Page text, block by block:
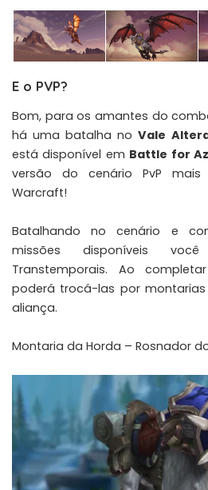
E o PVP?
Bom, para os amantes do
há uma batalha noVale
está disponível em Battle for
versão do cenário PvP
Warcraft!
Batalhando no cenário e
missões disponíveis
Transtemporais. Ao
poderá trocá-las por
aliança.
Montaria da Horda – Rosnador